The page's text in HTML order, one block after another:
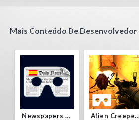
Mais Conteúdo De Desenvolvedor
Newspapers Spain VR Alien Creepers VR